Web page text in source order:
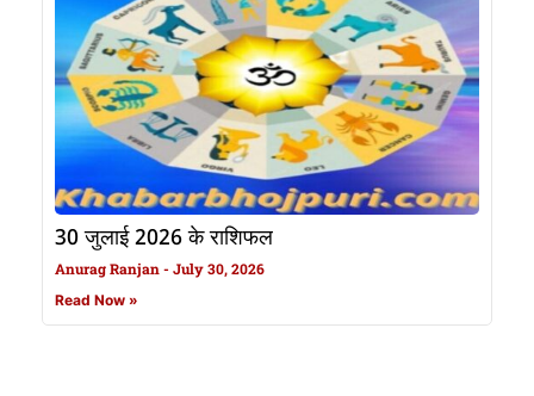
30 जुलाई 2026 के राशिफल
Anurag Ranjan July 30, 2026
Read Now »